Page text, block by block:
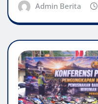
Admin Berita